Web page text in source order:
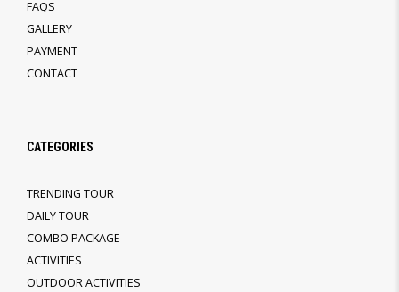
FAQS
GALLERY
PAYMENT
CONTACT
CATEGORIES
TRENDING TOUR
DAILY TOUR
COMBO PACKAGE
ACTIVITIES
OUTDOOR ACTIVITIES